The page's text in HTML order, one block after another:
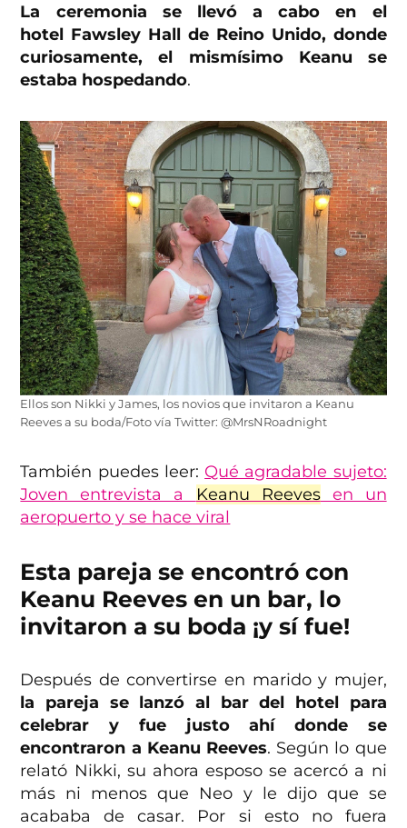
La ceremonia se llevó a cabo en el
hotel Fawsley Hall de Reino Unido, donde
curiosamente, el mismísimo Keanu se
estaba hospedando.
Ellos son Nikki y James, los novios que invitaron a Keanu
Reeves a su boda/Foto vía Twitter: @MrsNRoadnight
También puedes leer: Qué agradable sujeto:
Joven entrevista a
Keanu Reevesen un
aeropuerto y se hace viral
Esta pareja se encontró con
Keanu Reeves en un bar, lo
invitaron a su boda ¡y sí fue!
Después de convertirse en marido y mujer,
la pareja se lanzó al bar del hotel para
celebrar y fue justo ahí donde se
encontraron a Keanu Reeves. Según lo que
relató Nikki, su ahora esposo se acercó a ni
más ni menos que Neo y le dijo que se
acababa de casar. Por si esto no fuera